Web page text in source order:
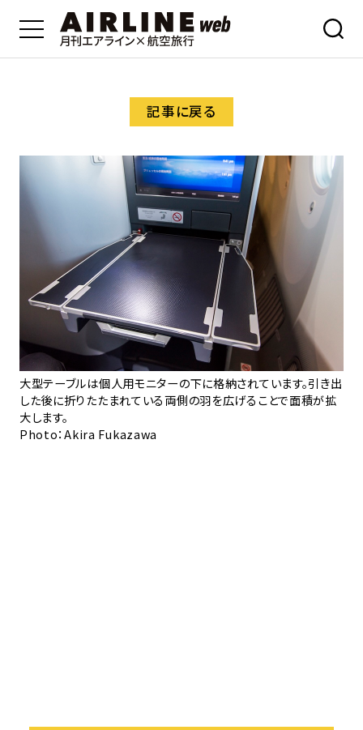
記事に戻る
大型テーブルは個人用モニターの下に格納されています。引き出
した後に折りたたまれている両側の羽を広げることで面積が拡
大します。
Photo：Akira Fukazawa